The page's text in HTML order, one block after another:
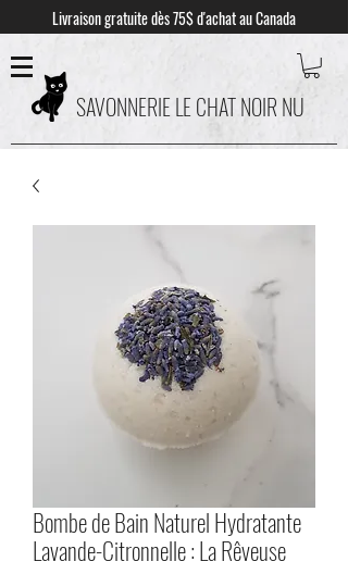
Livraison gratuite dès 75$ d'achat au Canada
SAVONNERIE LE CHAT NOIR NU
Bombe de Bain Naturel Hydratante
Lavande-Citronnelle : La Rêveuse